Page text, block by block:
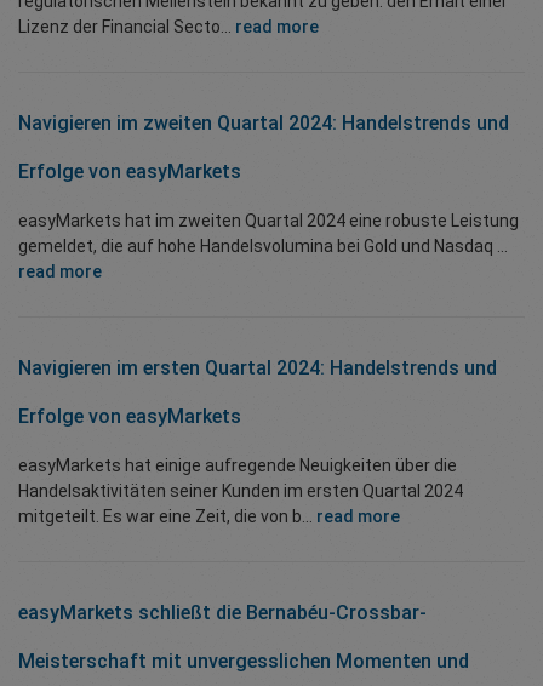
Lizenz der Financial Secto... read more
Navigieren im zweiten Quartal 2024: Handelstrends und
Erfolge von easyMarkets
easyMarkets hat im zweiten Quartal 2024 eine robuste Leistung
gemeldet, die auf hohe Handelsvolumina bei Gold und Nasdaq ...
read more
Navigieren im ersten Quartal 2024: Handelstrends und
Erfolge von easyMarkets
easyMarkets hat einige aufregende Neuigkeiten über die
Handelsaktivitäten seiner Kunden im ersten Quartal 2024
mitgeteilt. Es war eine Zeit, die von b... read more
easyMarkets schließt die Bernabéu-Crossbar-
Meisterschaft mit unvergesslichen Momenten und